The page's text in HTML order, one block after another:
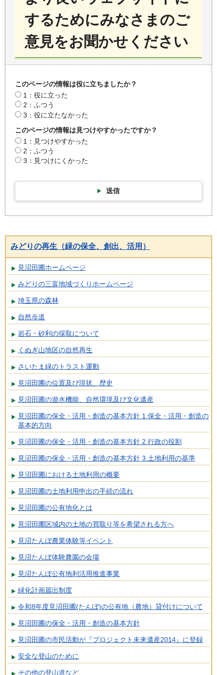
するためにみなさまのご
意見をお聞かせください
このページの情報は役に立ちましたか？
1：役に立った
2：ふつう
3：役に立たなかった
このページの情報は見つけやすかったですか？
1：見つけやすかった
2：ふつう
3：見つけにくかった
送信
みどりの再生（緑の保全、創出、活用）
見沼田圃ホームページ
みどりの三富地域づくりホームページ
埼玉県の森林
自然歩道
岩石・砂利の採取について
くぬぎ山地区の自然再生
さいたま緑のトラスト運動
見沼田圃の位置及び現状、歴史
見沼田圃の遊水機能、自然環境及び文化遺産
見沼田圃の保全・活用・創造の基本方針 1.保全・活用・創造の
基本的方向
見沼田圃の保全・活用・創造の基本方針 2.行政の役割
見沼田圃の保全・活用・創造の基本方針 3.土地利用の基準
見沼田圃における土地利用の概要
見沼田圃の土地利用申出の手続の流れ
見沼田圃の公有地化とは
見沼田圃区域内の土地の買取り等を希望される方へ
見沼たんぼ農業体験等イベント
見沼たんぼ体験農園の会場
見沼たんぼ公有地利活用推進事業
緑化計画届出制度
令和8年度見沼田圃(たんぼ)の公有地（農地）貸付けについて
見沼田圃の保全・活用・創造の基本方針
見沼田圃の市民活動が『プロジェクト未来遺産2014』に登録
安全な登山のために
その他の登山道など